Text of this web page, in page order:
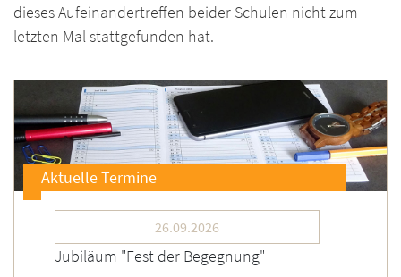
dieses Aufeinandertreffen beider Schulen nicht zum
letzten Mal stattgefunden hat.
Aktuelle Termine
26.09.2026
Jubiläum "Fest der Begegnung"